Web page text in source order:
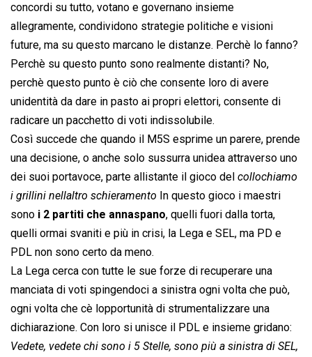
concordi su tutto, votano e governano insieme
allegramente, condividono strategie politiche e visioni
future, ma su questo marcano le distanze. Perchè lo fanno?
Perchè su questo punto sono realmente distanti? No,
perchè questo punto è ciò che consente loro di avere
unidentità da dare in pasto ai propri elettori, consente di
radicare un pacchetto di voti indissolubile.
Così succede che quando il M5S esprime un parere, prende
una decisione, o anche solo sussurra unidea attraverso uno
dei suoi portavoce, parte allistante il gioco del  collochiamo
i grillini nellaltro schieramento  In questo gioco i maestri
sono i 2 partiti che annaspano, quelli fuori dalla torta,
quelli ormai svaniti e più in crisi, la Lega e SEL, ma PD e
PDL non sono certo da meno.
La Lega cerca con tutte le sue forze di recuperare una
manciata di voti spingendoci a sinistra ogni volta che può,
ogni volta che cè lopportunità di strumentalizzare una
dichiarazione. Con loro si unisce il PDL e insieme gridano:
Vedete, vedete chi sono i 5 Stelle, sono più a sinistra di SEL,